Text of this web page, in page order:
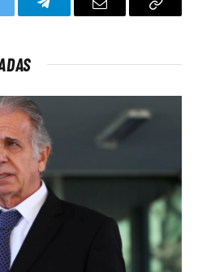
TelegramaE-
Copiar